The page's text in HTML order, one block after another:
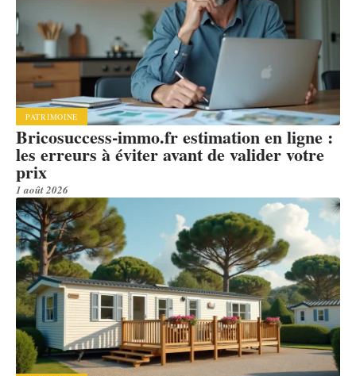
PATRIMOINE
Bricosuccess-immo.fr estimation en ligne :
les erreurs à éviter avant de valider votre
prix
1 août 2026